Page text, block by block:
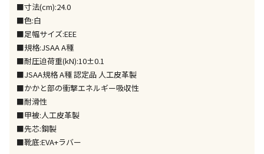
※電話注文はできません。
宅配のみでお届けする商品です（店舗受取は選択でき
ません）
※「宅配・店舗受取」「宅配のみ」マークの商品のみ
同時購入が可能です
午前9時までのご注文確定した商品については、当日に
ただし、メーカーの営業日に基づき出荷手続きを行う
ため、通常よりお時間をいただく場合がございます。
また、日曜・祝日や年末年始などの長期休業期間中
は、休業明けからの出荷対応となります。
■寸法(cm):24.0
■色:白
■足幅サイズ:EEE
■規格:JSAA A種
■耐圧迫荷重(kN):10±0.1
■JSAA規格 A種 認定品 人工皮革製
■かかと部の衝撃エネルギー吸収性
■耐滑性
■甲被:人工皮革製
■先芯:鋼製
■靴底:EVA+ラバー